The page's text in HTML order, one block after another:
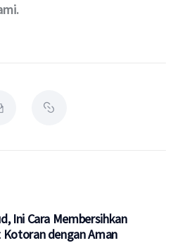
Ini Cara Membersihkan
dengan Aman